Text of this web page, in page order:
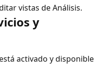
vistas de Análisis.
y
activado y disponible